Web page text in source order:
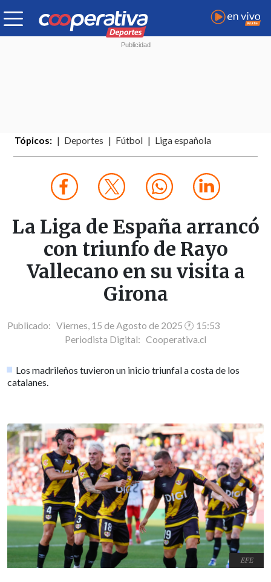
Tópicos: Deportes Fútbol Liga española
La Liga de España arrancó
con triunfo de Rayo
Vallecano en su visita a
Girona
Publicado: Viernes, 15 de Agosto de 2025 🕐 15:53
Periodista Digital: Cooperativa.cl
Los madrileños tuvieron un inicio triunfal a costa de los
catalanes.
EFE